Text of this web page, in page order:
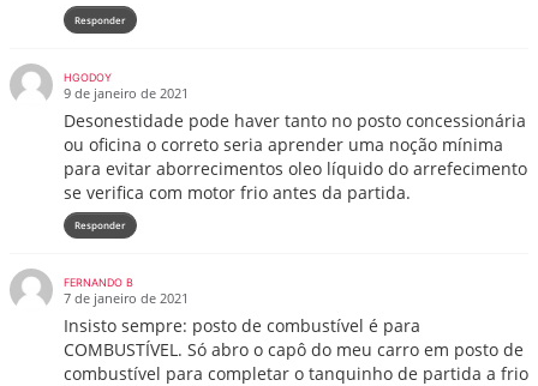
Responder
HGODOY
9 de janeiro de 2021
Desonestidade pode haver tanto no posto concessionária
ou oficina o correto seria aprender uma noção mínima
para evitar aborrecimentos oleo líquido do arrefecimento
se verifica com motor frio antes da partida.
Responder
FERNANDO B
7 de janeiro de 2021
Insisto sempre: posto de combustível é para
COMBUSTÍVEL. Só abro o capô do meu carro em posto de
combustível para completar o tanquinho de partida a frio